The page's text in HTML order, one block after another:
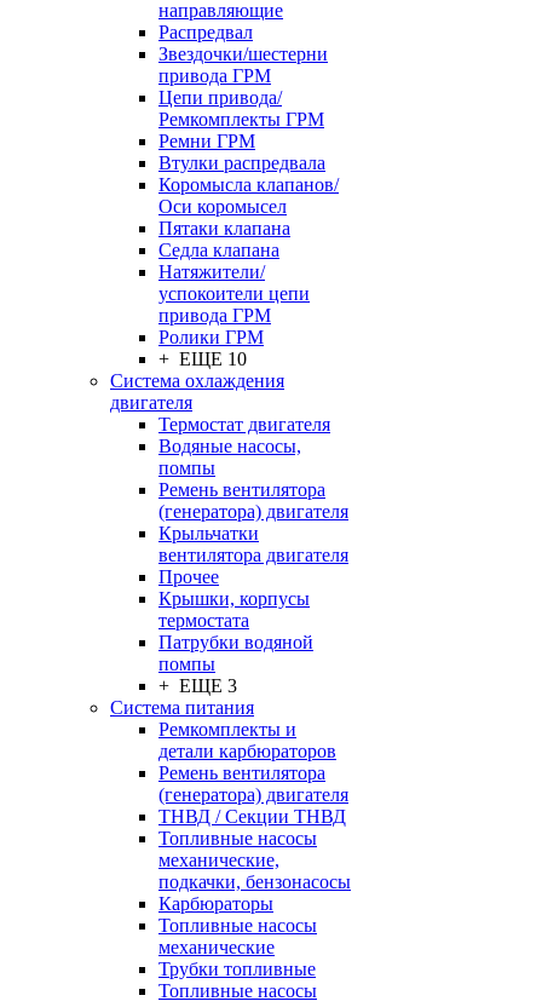
направляющие
Распредвал
Звездочки/шестерни
привода ГРМ
Цепи привода/
Ремкомплекты ГРМ
Ремни ГРМ
Втулки распредвала
Коромысла клапанов/
Оси коромысел
Пятаки клапана
Седла клапана
Натяжители/
успокоители цепи
привода ГРМ
Ролики ГРМ
+ ЕЩЕ 10
Система охлаждения
двигателя
Термостат двигателя
Водяные насосы,
помпы
Ремень вентилятора
(генератора) двигателя
Крыльчатки
вентилятора двигателя
Прочее
Крышки, корпусы
термостата
Патрубки водяной
помпы
+ ЕЩЕ 3
Система питания
Ремкомплекты и
детали карбюраторов
Ремень вентилятора
(генератора) двигателя
ТНВД / Секции ТНВД
Топливные насосы
механические,
подкачки, бензонасосы
Карбюраторы
Топливные насосы
механические
Трубки топливные
Топливные насосы